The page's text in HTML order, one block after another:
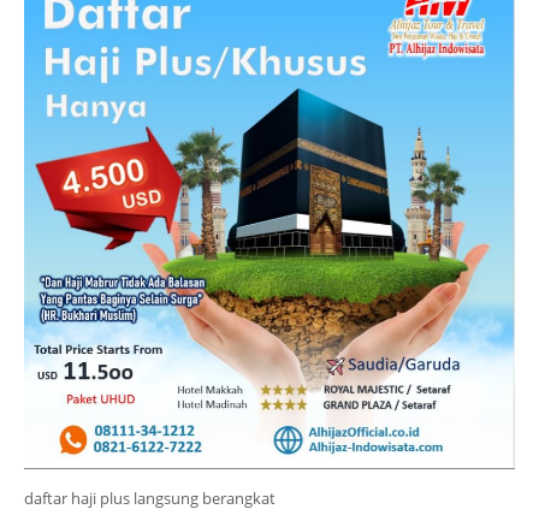
daftar haji plus langsung berangkat